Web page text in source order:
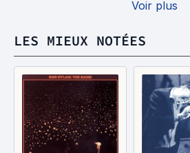
Voir plus
LES MIEUX NOTÉES